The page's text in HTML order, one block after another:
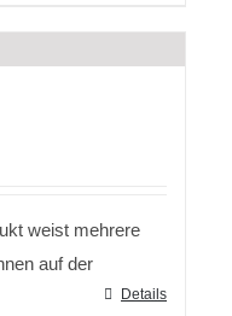
weist mehrere
auf der
Details